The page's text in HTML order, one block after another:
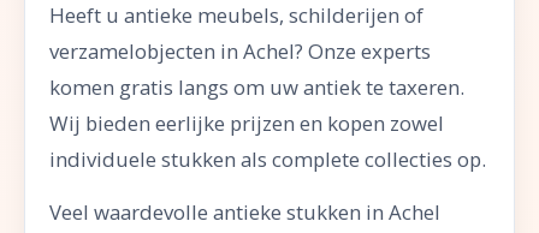
Heeft u antieke meubels, schilderijen of
verzamelobjecten in Achel? Onze experts
komen gratis langs om uw antiek te taxeren.
Wij bieden eerlijke prijzen en kopen zowel
individuele stukken als complete collecties op.
Veel waardevolle antieke stukken in Achel